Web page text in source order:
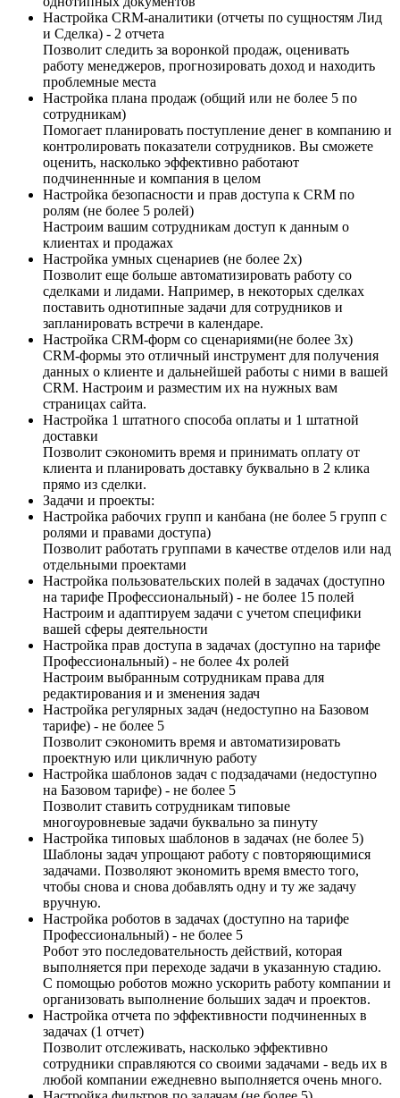
Настройка CRM-аналитики (отчеты по сущностям Лид
и Сделка) - 2 отчета
Позволит следить за воронкой продаж, оценивать
работу менеджеров, прогнозировать доход и находить
проблемные места
Настройка плана продаж (общий или не более 5 по
сотрудникам)
Помогает планировать поступление денег в компанию и
контролировать показатели сотрудников. Вы сможете
оценить, насколько эффективно работают
подчиненнные и компания в целом
Настройка безопасности и прав доступа к CRM по
ролям (не более 5 ролей)
Настроим вашим сотрудникам доступ к данным о
клиентах и продажах
Настройка умных сценариев (не более 2х)
Позволит еще больше автоматизировать работу со
сделками и лидами. Например, в некоторых сделках
поставить однотипные задачи для сотрудников и
запланировать встречи в календаре.
Настройка CRM-форм со сценариями(не более 3х)
CRM-формы это отличный инструмент для получения
данных о клиенте и дальнейшей работы с ними в вашей
CRM. Настроим и разместим их на нужных вам
страницах сайта.
Настройка 1 штатного способа оплаты и 1 штатной
доставки
Позволит сэкономить время и принимать оплату от
клиента и планировать доставку буквально в 2 клика
прямо из сделки.
Задачи и проекты:
Настройка рабочих групп и канбана (не более 5 групп с
ролями и правами доступа)
Позволит работать группами в качестве отделов или над
отдельными проектами
Настройка пользовательских полей в задачах (доступно
на тарифе Профессиональный) - не более 15 полей
Настроим и адаптируем задачи с учетом специфики
вашей сферы деятельности
Настройка прав доступа в задачах (доступно на тарифе
Профессиональный) - не более 4х ролей
Настроим выбранным сотрудникам права для
редактирования и и зменения задач
Настройка регулярных задач (недоступно на Базовом
тарифе) - не более 5
Позволит сэкономить время и автоматизировать
проектную или цикличную работу
Настройка шаблонов задач с подзадачами (недоступно
на Базовом тарифе) - не более 5
Позволит ставить сотрудникам типовые
многоуровневые задачи буквально за пинуту
Настройка типовых шаблонов в задачах (не более 5)
Шаблоны задач упрощают работу с повторяющимися
задачами. Позволяют экономить время вместо того,
чтобы снова и снова добавлять одну и ту же задачу
вручную.
Настройка роботов в задачах (доступно на тарифе
Профессиональный) - не более 5
Робот это последовательность действий, которая
выполняется при переходе задачи в указанную стадию.
С помощью роботов можно ускорить работу компании и
организовать выполнение больших задач и проектов.
Настройка отчета по эффективности подчиненных в
задачах (1 отчет)
Позволит отслеживать, насколько эффективно
сотрудники справляются со своими задачами - ведь их в
любой компании ежедневно выполняется очень много.